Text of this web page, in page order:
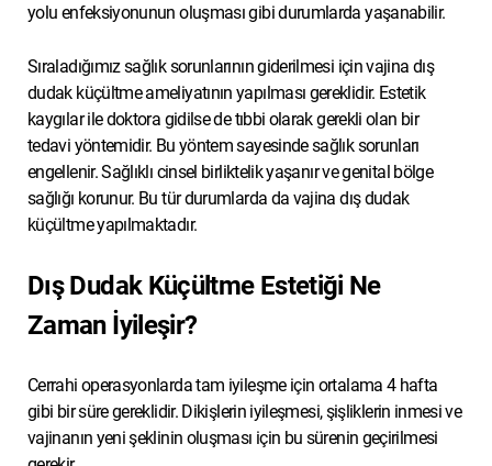
yolu enfeksiyonunun oluşması gibi durumlarda yaşanabilir.
Sıraladığımız sağlık sorunlarının giderilmesi için vajina dış
dudak küçültme ameliyatının yapılması gereklidir. Estetik
kaygılar ile doktora gidilse de tıbbi olarak gerekli olan bir
tedavi yöntemidir. Bu yöntem sayesinde sağlık sorunları
engellenir. Sağlıklı cinsel birliktelik yaşanır ve genital bölge
sağlığı korunur. Bu tür durumlarda da vajina dış dudak
küçültme yapılmaktadır.
Dış Dudak Küçültme Estetiği Ne
Zaman İyileşir?
Cerrahi operasyonlarda tam iyileşme için ortalama 4 hafta
gibi bir süre gereklidir. Dikişlerin iyileşmesi, şişliklerin inmesi ve
vajinanın yeni şeklinin oluşması için bu sürenin geçirilmesi